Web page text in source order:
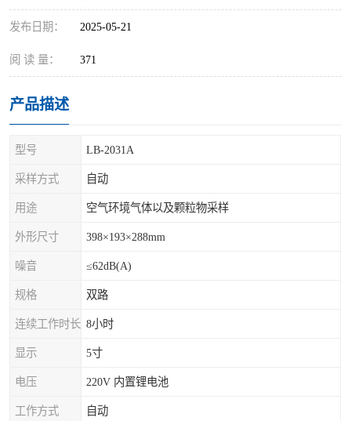
发布日期： 2025-05-21
阅 读 量： 371
产品描述
型号 LB-2031A
采样方式 自动
用途 空气环境气体以及颗粒物采样
外形尺寸 398×193×288mm
噪音 ≤62dB(A)
规格 双路
连续工作时长 8小时
显示 5寸
电压 220V 内置锂电池
工作方式 自动